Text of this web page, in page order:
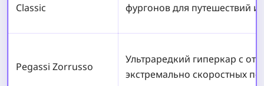
Classic
фургонов для путешествий
Pegassi Zorrusso
Ультраредкий гиперкар с
экстремально скоростных